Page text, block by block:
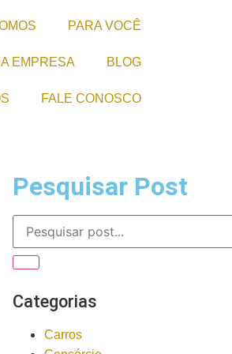
PARA VOCÊ
EMPRESA BLOG
FALE CONOSCO
Pesquisar Post
Categorias
Carros